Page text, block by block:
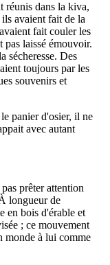
réunis dans la kiva,
avaient fait de la
fait couler les
pas laissé émouvoir.
sécheresse. Des
toujours par les
souvenirs et
panier d'osier, il ne
avec autant
prêter attention
longueur de
en bois d'érable et
; ce mouvement
monde à lui comme